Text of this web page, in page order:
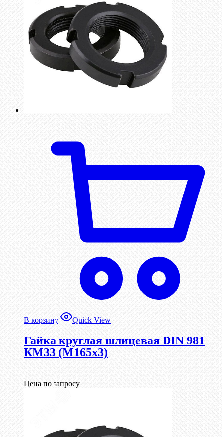
В корзину Quick View
Гайка круглая шлицевая DIN 981
КМ33 (М165х3)
Цена по запросу